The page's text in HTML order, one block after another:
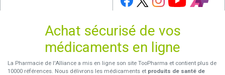
Achat sécurisé de vos
médicaments en ligne
La Pharmacie de l'Alliance a mis en ligne son site TooPharma et contient plus de
10000 références. Nous délivrons les médicaments et produits de santé de